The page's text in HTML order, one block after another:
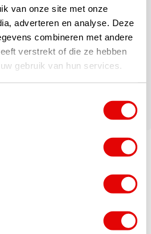
van onze site met onze
adverteren en analyse. Deze
combineren met andere
verstrekt of die ze hebben
gebruik van hun services.
golfhandschoen
materiaal
verbeterd gevoel en duurzaamheid
sluiting en vingers
en ademend vermogen